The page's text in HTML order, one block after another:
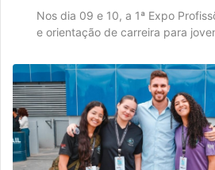
Nos dia 09 e 10, a 1ª Expo
e orientação de carreira para